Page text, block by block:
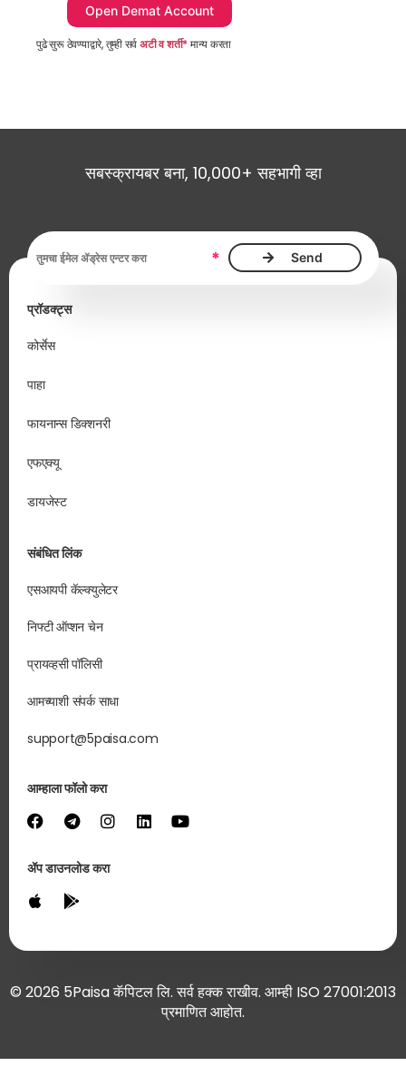
पुढे सुरू ठेवण्याद्वारे, तुम्ही सर्वअटी व शर्ती*मान्य करता
सबस्क्रायबर बना, 10,000+ सहभागी व्हा
ईमेल ॲड्रेस, आवश्यक *
प्रॉडक्ट्स
कोर्सेस
पाहा
फायनान्स डिक्शनरी
एफएक्यू
डायजेस्ट
संबंधित लिंक
एसआयपी कॅल्क्युलेटर
निफ्टी ऑप्शन चेन
प्रायव्हसी पॉलिसी
आमच्याशी संपर्क साधा
support@5paisa.com
आम्हाला फॉलो करा
ॲप डाउनलोड करा
© 2026 5Paisa कॅपिटल लि. सर्व हक्क राखीव. आम्ही ISO 27001:2013
प्रमाणित आहोत.